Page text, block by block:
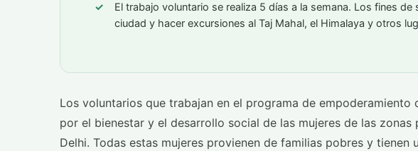
El trabajo voluntario se realiza 5 días a la semana. Los fines
ciudad y hacer excursiones al Taj Mahal, el Himalaya y otros
Los voluntarios que trabajan en el programa de empoderamiento
por el bienestar y el desarrollo social de las mujeres de las
Delhi. Todas estas mujeres provienen de familias pobres y tienen